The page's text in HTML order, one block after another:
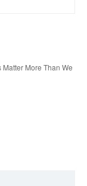
More Than We